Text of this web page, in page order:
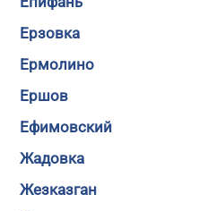
Ерзовка
Ермолино
Ершов
Ефимовский
Жадовка
Жезказган